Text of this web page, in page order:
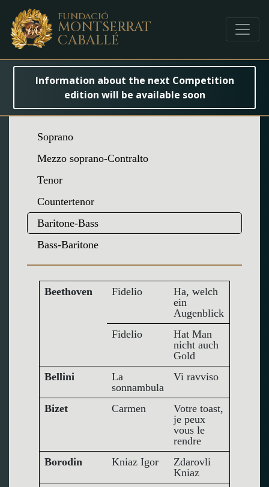
FUNDACIÓ
MONTSERRAT
CABALLÉ
Information about the next Competition
edition will be available soon
Soprano
Mezzo soprano-Contralto
Tenor
Countertenor
Baritone-Bass
Bass-Baritone
Beethoven Fidelio
Ha, welch
ein
Augenblick
Fidelio
Hat Man
nicht auch
Gold
Bellini
La
sonnambula
Vi ravviso
Bizet Carmen
Votre toast,
je peux
vous le
rendre
Borodin
Kniaz Igor
Zdarovli
Kniaz